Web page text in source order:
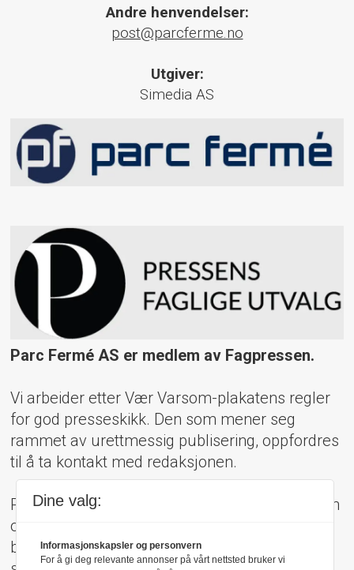
Andre henvendelser:
post@parcferme.no
Utgiver:
Simedia AS
Parc Fermé AS er medlem av Fagpressen.
Vi arbeider etter Vær Varsom-plakatens regler
for god presseskikk. Den som mener seg
rammet av urettmessig publisering, oppfordres
til å ta kontakt med redaksjonen.
Pressens Faglige Utvalg (PFU) er et klageorgan
oppnevnt av Norsk Presseforbund som
behandler klager mot mediene i presseetiske
Dine valg:
Informasjonskapsler og personvern
For å gi deg relevante annonser på vårt nettsted bruker vi